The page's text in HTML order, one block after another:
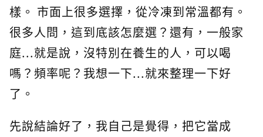
樣。 市面上很多選擇，從冷凍到常溫都有。
很多人問，這到底該怎麼選？還有，一般家
庭...就是說，沒特別在養生的人，可以喝
嗎？頻率呢？我想一下...就來整理一下好
了。
先說結論好了，我自己是覺得，把它當成